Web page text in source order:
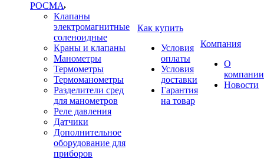
РОСМА
Клапаны
электромагнитные
соленоидные
Краны и клапаны
Манометры
Термометры
Термоманометры
Разделители сред
для манометров
Реле давления
Датчики
Дополнительное
оборудование для
приборов
Как купить
Условия
оплаты
Условия
доставки
Гарантия
на товар
Компания
О
компании
Новости